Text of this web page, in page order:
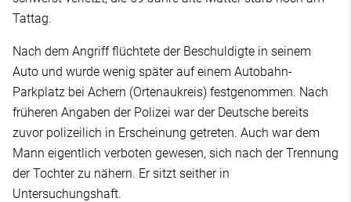
Tattag.
Nach dem Angriff flüchtete der Beschuldigte in seinem
Auto und wurde wenig später auf einem Autobahn-
Parkplatz bei Achern (Ortenaukreis) festgenommen. Nach
früheren Angaben der Polizei war der Deutsche bereits
zuvor polizeilich in Erscheinung getreten. Auch war dem
Mann eigentlich verboten gewesen, sich nach der Trennung
der Tochter zu nähern. Er sitzt seither in
Untersuchungshaft.